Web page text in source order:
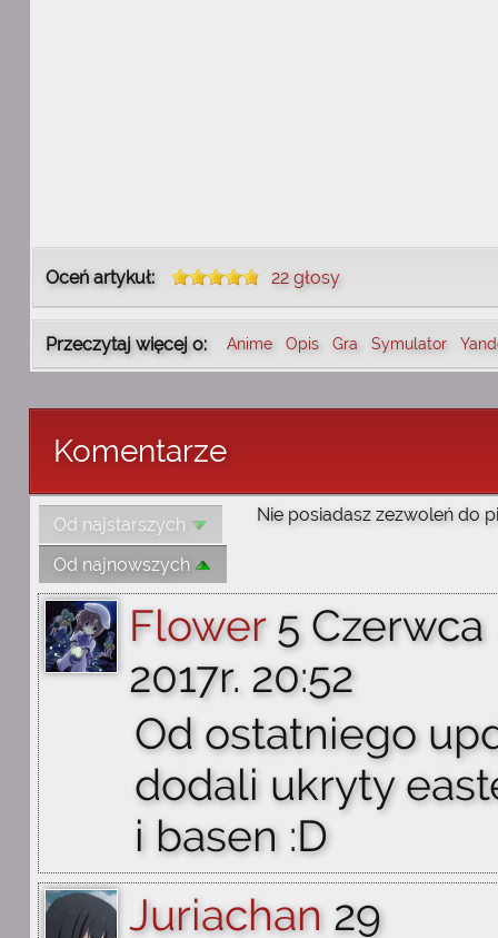
Oceń artykuł: 22 głosy
Przeczytaj więcej o: Anime Opis Gra Symulator
Komentarze
Nie posiadasz zezwoleń do
Od najstarszych
Od najnowszych
Flower 5 Czerwca
2017r. 20:52
Od ostatniego
dodali ukryty
i basen :D
Juriachan 29